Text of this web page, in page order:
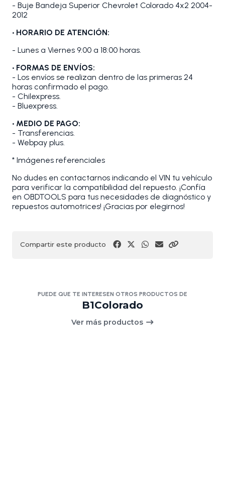
- Buje Bandeja Superior Chevrolet Colorado 4x2 2004-
2012
• HORARIO DE ATENCIÓN:
- Lunes a Viernes 9:00 a 18:00 horas.
• FORMAS DE ENVÍOS:
- Los envíos se realizan dentro de las primeras 24
horas confirmado el pago.
- Chilexpress.
- Bluexpress.
• MEDIO DE PAGO:
- Transferencias.
- Webpay plus.
* Imágenes referenciales
No dudes en contactarnos indicando el VIN tu vehículo
para verificar la compatibilidad del repuesto. ¡Confía
en OBDTOOLS para tus necesidades de diagnóstico y
repuestos automotrices! ¡Gracias por elegirnos!
Compartir este producto
PUEDE QUE TE INTERESEN OTROS PRODUCTOS DE
B1Colorado
Ver más productos